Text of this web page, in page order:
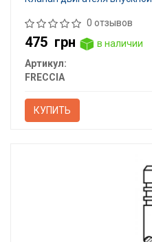
0 отзывов
475 грн
в наличии
Артикул:
FRECCIA
КУПИТЬ